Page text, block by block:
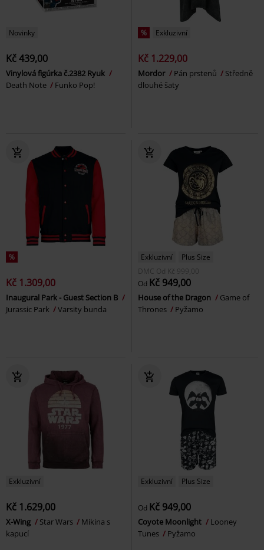
Novinky
Kč 439,00
Vinylová figúrka č.2382 Ryuk
Death Note
Funko Pop!
% Exkluzivní
Kč 1.229,00
Mordor Pán prstenů
Středně
dlouhé šaty
%
Kč 1.309,00
Inaugural Park - Guest Section B
Jurassic Park
Varsity bunda
Exkluzivní
Plus Size
DMC Od Kč 999,00
Od Kč 949,00
House of the Dragon
Game of
Thrones
Pyžamo
Exkluzivní
Kč 1.629,00
X-Wing Star Wars
Mikina s
kapucí
Exkluzivní Plus Size
Od Kč 949,00
Coyote Moonlight
Looney
Tunes
Pyžamo